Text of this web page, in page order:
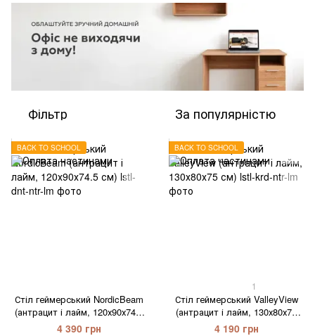
Фільтр За популярністю
BACK TO SCHOOL
Стіл геймерський NordicBeam
(антрацит і лайм, 120х90х74.5
см)
4 390 грн
BACK TO SCHOOL
1
Стіл геймерський ValleyView
(антрацит і лайм, 130х80х75
см)
4 190 грн